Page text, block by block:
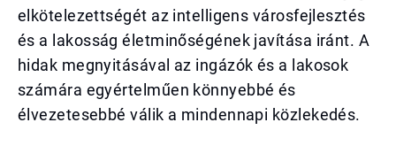
elkötelezettségét az intelligens városfejlesztés
és a lakosság életminőségének javítása iránt. A
hidak megnyitásával az ingázók és a lakosok
számára egyértelműen könnyebbé és
élvezetesebbé válik a mindennapi közlekedés.